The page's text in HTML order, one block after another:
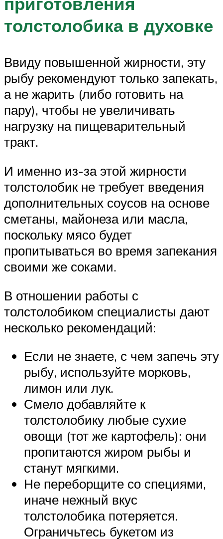
толстолобика в духовке
Ввиду повышенной жирности, эту
рыбу рекомендуют только запекать,
а не жарить (либо готовить на
пару), чтобы не увеличивать
нагрузку на пищеварительный
тракт.
И именно из-за этой жирности
толстолобик не требует введения
дополнительных соусов на основе
сметаны, майонеза или масла,
поскольку мясо будет
пропитываться во время запекания
своими же соками.
В отношении работы с
толстолобиком специалисты дают
несколько рекомендаций:
Если не знаете, с чем запечь эту
рыбу, используйте морковь,
лимон или лук.
Смело добавляйте к
толстолобику любые сухие
овощи (тот же картофель): они
пропитаются жиром рыбы и
станут мягкими.
Не переборщите со специями,
иначе нежный вкус
толстолобика потеряется.
Ограничьтесь букетом из